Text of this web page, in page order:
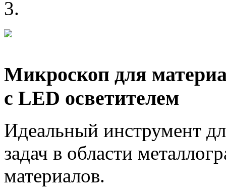
Микроскоп для
с LED осветителем
Идеальный инструмент
задач в области
материалов.